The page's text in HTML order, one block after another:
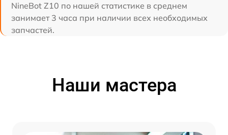
NineBot Z10 по нашей статистике в среднем
занимает 3 часа при наличии всех необходимых
запчастей.
Наши мастера